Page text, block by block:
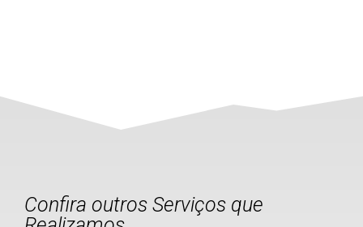
Confira outros Serviços que